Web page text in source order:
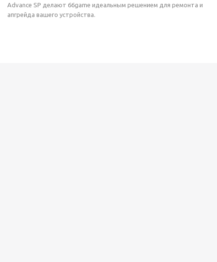
Advance SP делают 66game идеальным решением для ремонта и
апгрейда вашего устройства.